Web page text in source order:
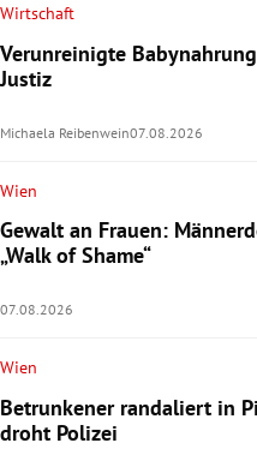
Wirtschaft
Verunreinigte
Justiz
Michaela Reibenwein07.08.2026
Wien
Gewalt an Frauen:
„Walk of Shame“
07.08.2026
Wien
Betrunkener randaliert in
droht Polizei